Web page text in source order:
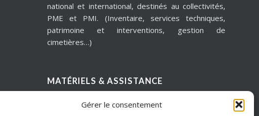
Gérer le consentement
national et international, destinés au collectivités,
PME et PMI. (Inventaire, services techniques,
patrimoine et interventions, gestion de
cimetières…)
MATÉRIELS & ASSISTANCE
sécurité informatique, infogérance, virtualisation,